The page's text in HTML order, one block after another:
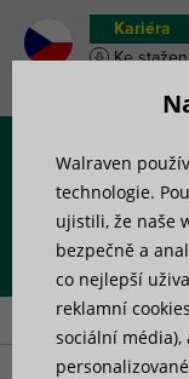
Kariéra
Ke
Úvod»Výrobky »
Podpůrný systém
Walraven
technologie.
ujistili, že naše
bezpečně a
co nejlepší
reklamní
sociální média),